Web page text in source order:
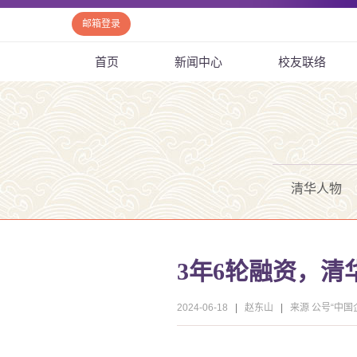
邮箱登录
首页 新闻中心 校友联络
清华人物
3年6轮融资，清
2024-06-18 赵东山 来源 公号“中